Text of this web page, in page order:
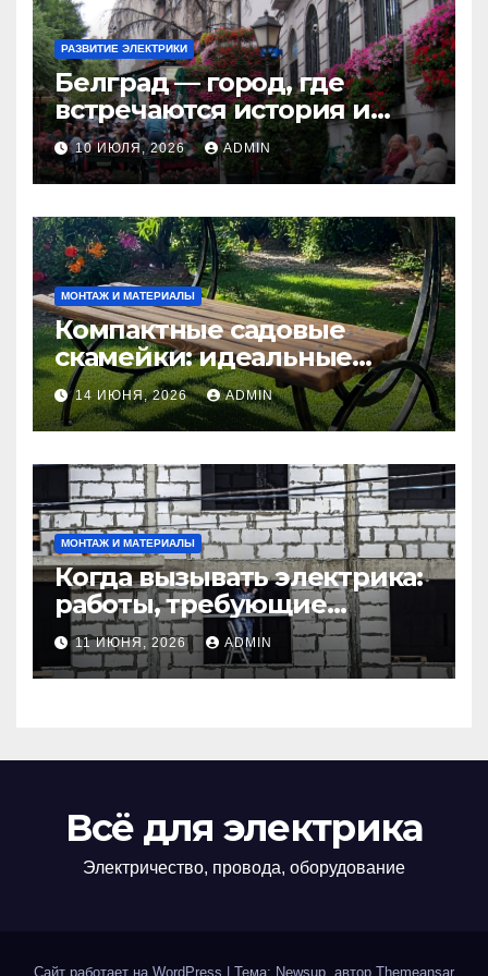
РАЗВИТИЕ ЭЛЕКТРИКИ
Белград — город, где
встречаются история и
современность
10 ИЮЛЯ, 2026 ADMIN
МОНТАЖ И МАТЕРИАЛЫ
Компактные садовые
скамейки: идеальные
решения Madmetal.ru для
маленьких участков
14 ИЮНЯ, 2026 ADMIN
МОНТАЖ И МАТЕРИАЛЫ
Когда вызывать электрика:
работы, требующие
профессионала Электрик
круглосуточно
11 ИЮНЯ, 2026 ADMIN
Всё для электрика
Электричество, провода, оборудование
Сайт работает на WordPress | Тема: Newsup, автор Themeansar